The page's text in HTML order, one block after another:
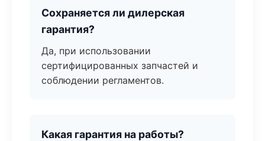
Сохраняется ли дилерская
гарантия?
Да, при использовании
сертифицированных запчастей и
соблюдении регламентов.
Какая гарантия на работы?